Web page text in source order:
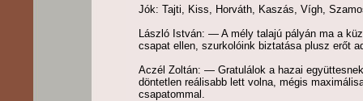
Jók: Tajti, Kiss, Horváth, Kaszás, Vígh,
László István: — A mély talajú pályán ma a
csapat ellen, szurkolóink biztatása plusz erőt
Aczél Zoltán: — Gratulálok a hazai
döntetlen reálisabb lett volna, mégis
csapatommal.